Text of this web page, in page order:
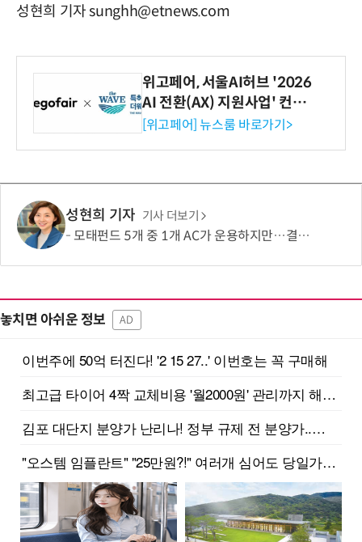
성현희 기자 sunghh@etnews.com
위고페어, 서울AI허브 '2026
AI 전환(AX) 지원사업' 컨소
시엄 선정
[위고페어] 뉴스룸 바로가기>
성현희 기자 기사 더보기
모태펀드 5개 중 1개 AC가 운용하지만…결성액 비중은 5.6%
놓치면 아쉬운 정보 AD